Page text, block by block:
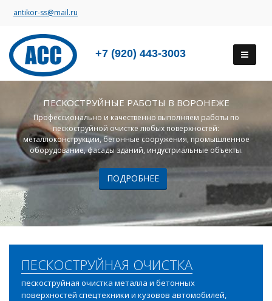
antikor-ss@mail.ru
+7 (920) 443-3003
ПЕСКОСТРУЙНЫЕ РАБОТЫ В ВОРОНЕЖЕ
Профессионально и качественно выполняем работы по
пескоструйной очистке любых поверхностей:
металлоконструкции, бетонные сооружения, промышленное
оборудование, фасады зданий, индустриальные объекты.
ПОДРОБНЕЕ
ПЕСКОСТРУЙНАЯ ОЧИСТКА
пескоструйная очистка металла и бетонных
поверхностей спецтехники и кузовов автомобилей,